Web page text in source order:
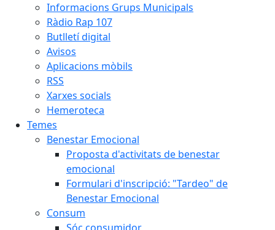
Informacions Grups Municipals
Ràdio Rap 107
Butlletí digital
Avisos
Aplicacions mòbils
RSS
Xarxes socials
Hemeroteca
Temes
Benestar Emocional
Proposta d'activitats de benestar
emocional
Formulari d'inscripció: "Tardeo" de
Benestar Emocional
Consum